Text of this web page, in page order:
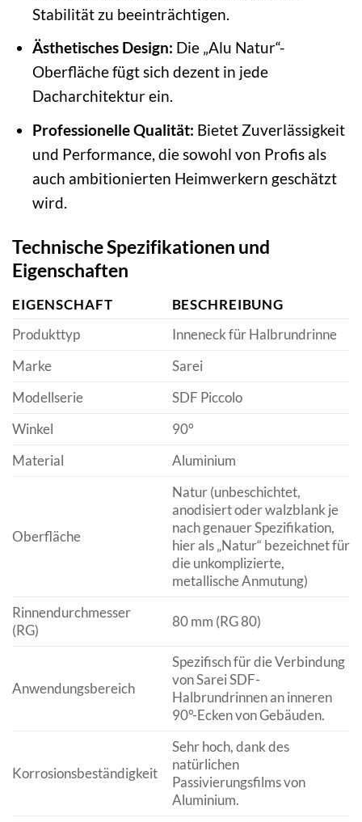
Stabilität zu beeinträchtigen.
Ästhetisches Design: Die „Alu Natur“-
Oberfläche fügt sich dezent in jede
Dacharchitektur ein.
Professionelle Qualität: Bietet Zuverlässigkeit
und Performance, die sowohl von Profis als
auch ambitionierten Heimwerkern geschätzt
wird.
Technische Spezifikationen und
Eigenschaften
EIGENSCHAFT
BESCHREIBUNG
Produkttyp
Inneneck für Halbrundrinne
Marke
Sarei
Modellserie
SDF Piccolo
Winkel
90°
Material
Aluminium
Oberfläche
Natur (unbeschichtet,
anodisiert oder walzblank je
nach genauer Spezifikation,
hier als „Natur“ bezeichnet für
die unkomplizierte,
metallische Anmutung)
Rinnendurchmesser
(RG)
80 mm (RG 80)
Anwendungsbereich
Spezifisch für die Verbindung
von Sarei SDF-
Halbrundrinnen an inneren
90°-Ecken von Gebäuden.
Korrosionsbeständigkeit
Sehr hoch, dank des
natürlichen
Passivierungsfilms von
Aluminium.